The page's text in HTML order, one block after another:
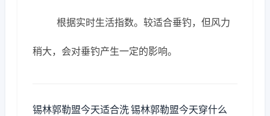
根据实时生活指数。较适合垂钓，但风力
稍大，会对垂钓产生一定的影响。
锡林郭勒盟今天适合洗锡林郭勒盟今天穿什么